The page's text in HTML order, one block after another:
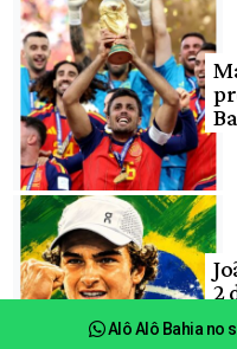
Alô Alô Bahia no
2